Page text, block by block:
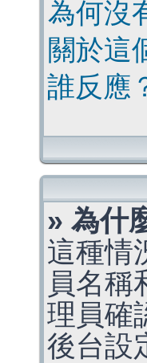
為何沒
關於這
誰反應
» 為什
這種情
員名稱
理員確
後台設